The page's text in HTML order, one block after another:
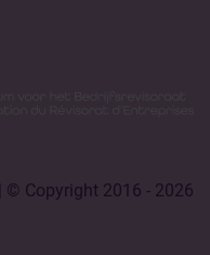
| © Copyright 2016 - 2026